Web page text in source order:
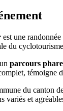
est une
du
parcours
témoigne
du canton
variés et